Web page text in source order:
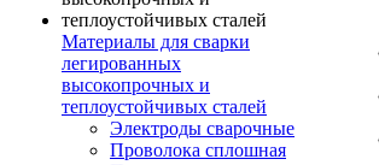
Материалы для сварки
легированных
высокопрочных и
теплоустойчивых сталей
Электроды сварочные
Проволока сплошная